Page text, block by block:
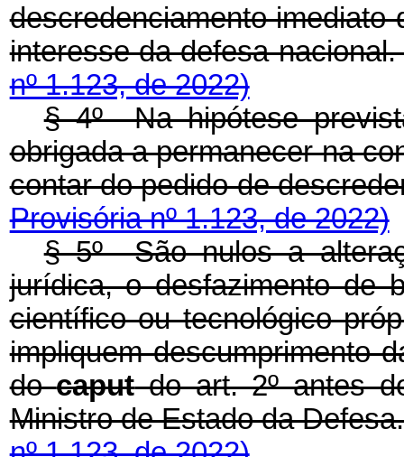
descredenciamento
interesse da defesa
nº 1.123, de 2022)
§ 4º Na hipótese
obrigada a permanecer na
contar do pedido de
Provisória nº 1.123, de 2022)
§ 5º São nulos a
jurídica, o desfazimento de
científico ou tecnológico
impliquem descumprimento
docaputdo art. 2º antes
Ministro de Estado da